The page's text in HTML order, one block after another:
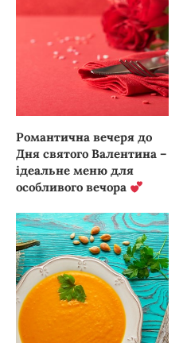
Романтична вечеря до
Дня святого Валентина –
ідеальне меню для
особливого вечора